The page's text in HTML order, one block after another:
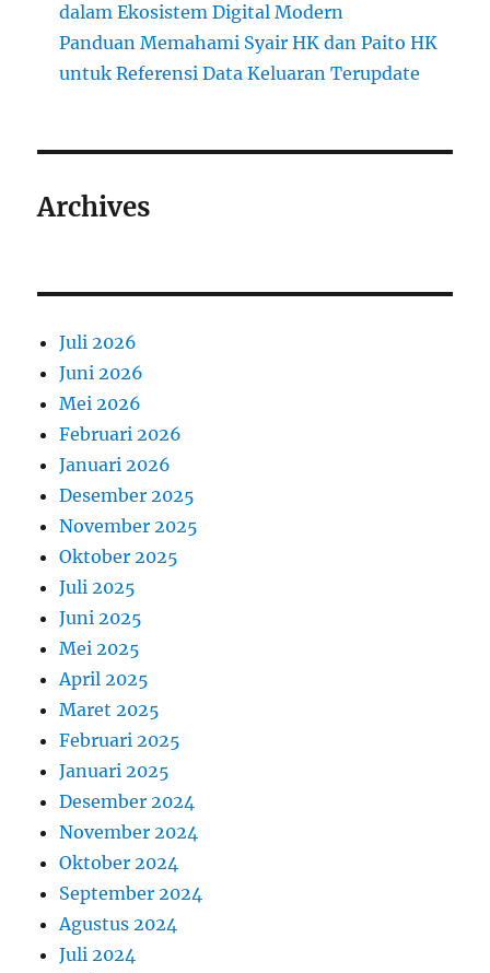
dalam Ekosistem Digital Modern
Panduan Memahami Syair HK dan Paito HK
untuk Referensi Data Keluaran Terupdate
Archives
Juli 2026
Juni 2026
Mei 2026
Februari 2026
Januari 2026
Desember 2025
November 2025
Oktober 2025
Juli 2025
Juni 2025
Mei 2025
April 2025
Maret 2025
Februari 2025
Januari 2025
Desember 2024
November 2024
Oktober 2024
September 2024
Agustus 2024
Juli 2024